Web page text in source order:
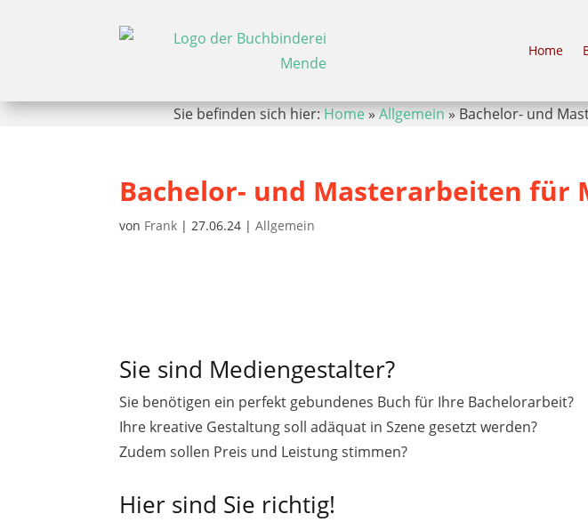
Home
Sie befinden sich hier:Home»Allgemein»Bachelor- und
Bachelor- und Masterarbeiten für
von Frank |27.06.24 |Allgemein
Sie sind Mediengestalter?
Sie benötigen ein perfekt gebundenes Buch für Ihre Bachelorarbeit?
Ihre kreative Gestaltung soll adäquat in Szene gesetzt werden?
Zudem sollen Preis und Leistung stimmen?
Hier sind Sie richtig!